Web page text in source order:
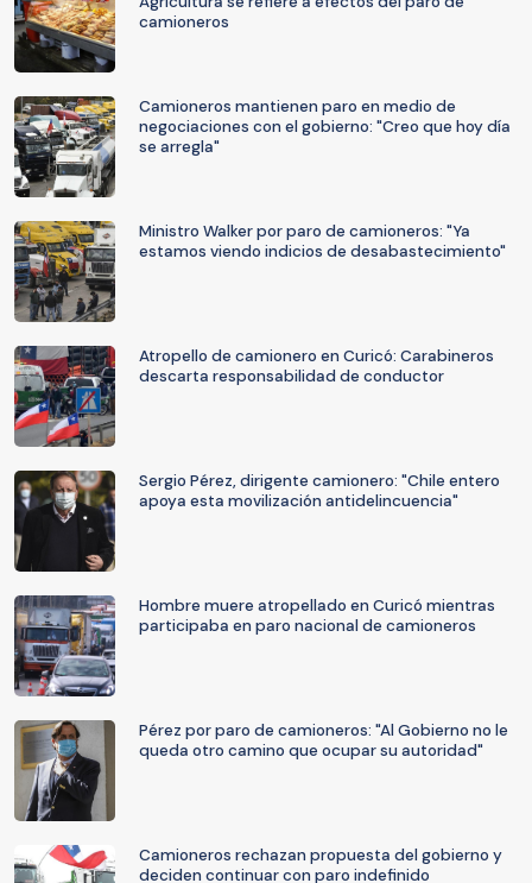
camioneros
Camioneros mantienen paro en medio de
negociaciones con el gobierno: "Creo que hoy día
se arregla"
Ministro Walker por paro de camioneros: "Ya
estamos viendo indicios de desabastecimiento"
Atropello de camionero en Curicó: Carabineros
descarta responsabilidad de conductor
Sergio Pérez, dirigente camionero: "Chile entero
apoya esta movilización antidelincuencia"
Hombre muere atropellado en Curicó mientras
participaba en paro nacional de camioneros
Pérez por paro de camioneros: "Al Gobierno no le
queda otro camino que ocupar su autoridad"
Camioneros rechazan propuesta del gobierno y
deciden continuar con paro indefinido